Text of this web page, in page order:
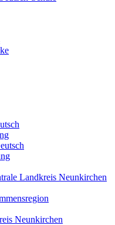
Landkreis Neunkirchen
Neunkirchen